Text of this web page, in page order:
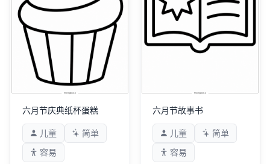
六月节庆典纸杯蛋糕
儿童
简单
容易
六月节故事书
儿童
简单
容易